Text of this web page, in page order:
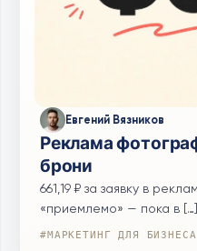
Евгений Вязников
Реклама
брони
661,19 ₽ за заявку в
«приемлемо» — пока в […]
#МАРКЕТИНГ ДЛЯ БИЗНЕСА